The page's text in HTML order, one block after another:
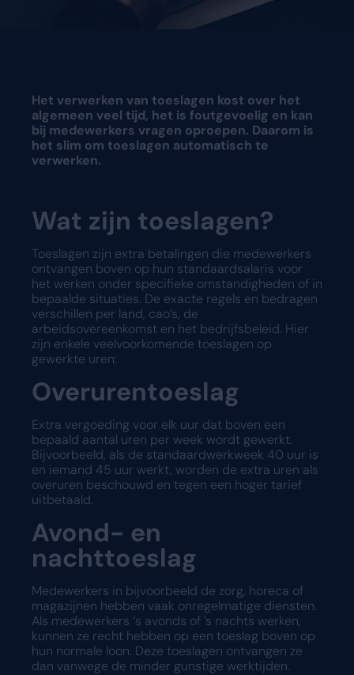
Vraag een demo aan
Vraag een demo aan
Het verwerken van toeslagen kost over het
algemeen veel tijd, het is foutgevoelig en kan
bij medewerkers vragen oproepen. Daarom is
het slim om toeslagen automatisch te
verwerken.
Wat zijn toeslagen?
Toeslagen zijn extra betalingen die medewerkers
ontvangen boven op hun standaardsalaris voor
het werken onder specifieke omstandigheden of in
bepaalde situaties. De exacte regels en bedragen
verschillen per land, cao’s, de
arbeidsovereenkomst en het bedrijfsbeleid. Hier
zijn enkele veelvoorkomende toeslagen op
gewerkte uren:
Overurentoeslag
Extra vergoeding voor elk uur dat boven een
bepaald aantal uren per week wordt gewerkt.
Bijvoorbeeld, als de standaardwerkweek 40 uur is
en iemand 45 uur werkt, worden de extra uren als
overuren beschouwd en tegen een hoger tarief
uitbetaald.
Avond- en
nachttoeslag
Medewerkers in bijvoorbeeld de zorg, horeca of
magazijnen hebben vaak onregelmatige diensten.
Als medewerkers ‘s avonds of ’s nachts werken,
kunnen ze recht hebben op een toeslag boven op
hun normale loon. Deze toeslagen ontvangen ze
dan vanwege de minder gunstige werktijden.